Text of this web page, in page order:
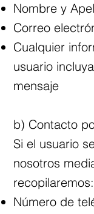
Nombre y
Correo
Cualquier
usuario
mensaje
b) Contacto
Si el usuario
nosotros
recopilaremos:
Número de